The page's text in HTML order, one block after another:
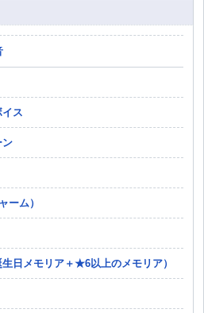
ス
ン
ーム）
日メモリア＋★6以上のメモリア）